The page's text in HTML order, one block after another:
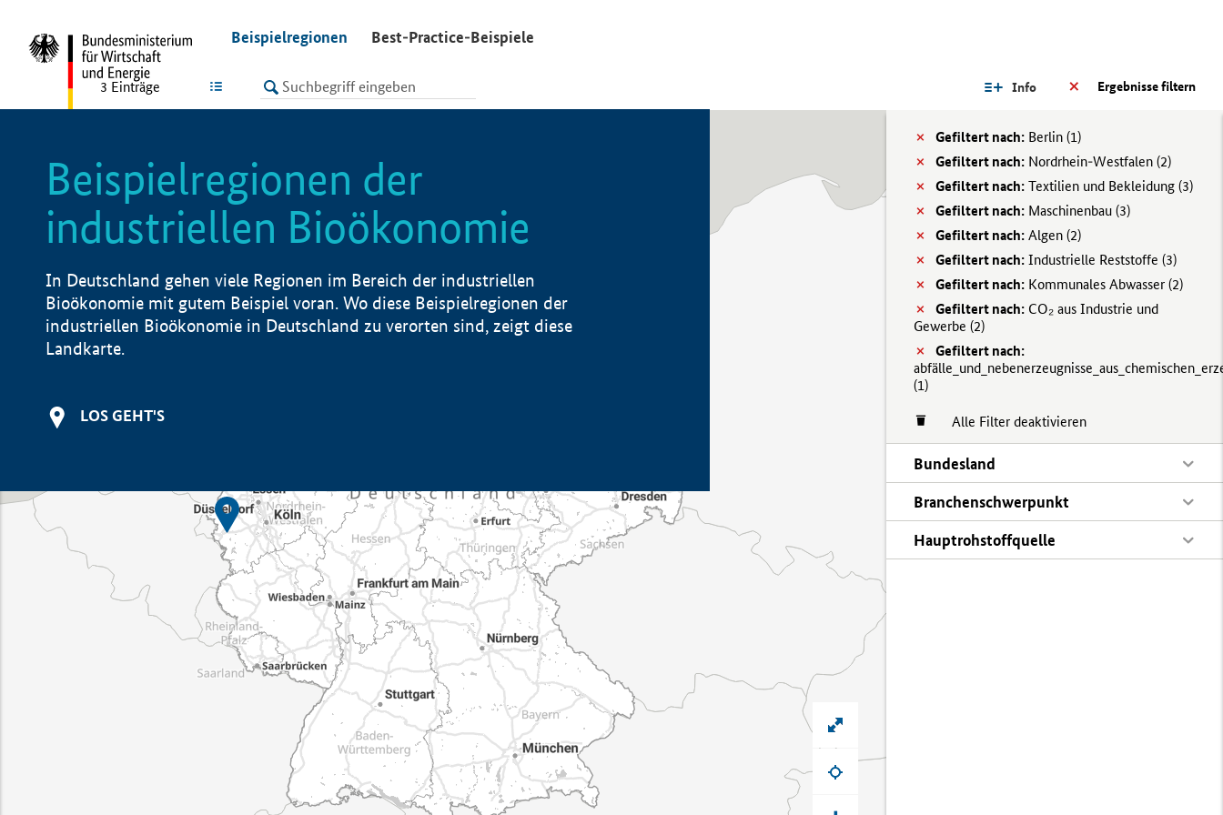
Beispielregionen Best-Practice-Beispiele
LISTE Ergebnisse filtern
Info
Gefiltert nach: Berlin (1)
Gefiltert nach: Nordrhein-Westfalen (2)
Gefiltert nach: Textilien und Bekleidung (3)
Gefiltert nach: Maschinenbau (3)
Gefiltert nach: Algen (2)
Gefiltert nach: Industrielle Reststoffe (3)
Gefiltert nach: Kommunales Abwasser (2)
Gefiltert nach: CO₂ aus Industrie und
Gewerbe (2)
Gefiltert nach:
(1)
Alle Filter deaktivieren
Bundesland
Branchenschwerpunkt
Hauptrohstoffquelle
3 Einträge
Beispielregionen der
industriellen Bioökonomie
In Deutschland gehen viele Regionen im Bereich der industriellen
Bioökonomie mit gutem Beispiel voran. Wo diese Beispielregionen der
industriellen Bioökonomie in Deutschland zu verorten sind, zeigt diese
Landkarte.
LOS GEHT'S